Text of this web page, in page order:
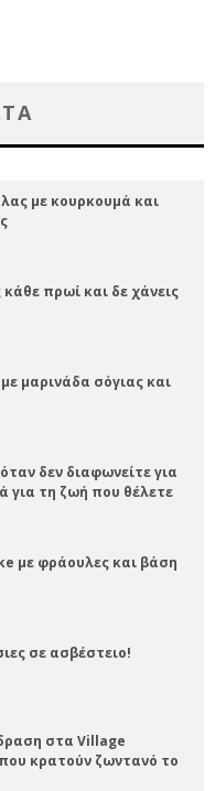
με κουρκουμά και
πρωί και δε χάνεις
μαρινάδα σόγιας και
δεν διαφωνείτε για
για τη ζωή που θέλετε
με φράουλες και βάση
σε ασβέστειο!
στα Village
κρατούν ζωντανό το